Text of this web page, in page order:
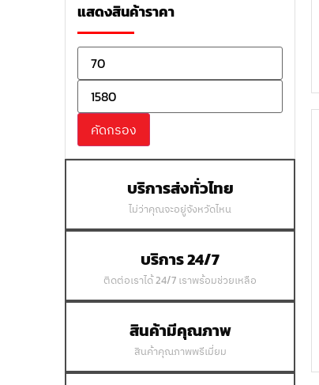
แสดงสินค้าราคา
คัดกรอง
บริการส่งทั่วไทย
ไม่ว่าคุณจะอยู่จังหวัดไหน
บริการ 24/7
ติดต่อเราได้ 24/7 เราพร้อมช่วยเหลือ
สินค้ามีคุณภาพ
สินค้าคุณภาพพรีเมี่ยม